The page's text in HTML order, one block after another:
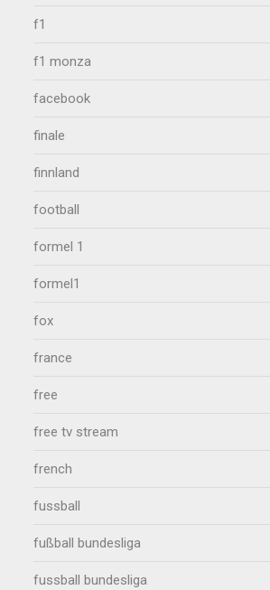
f1
f1 monza
facebook
finale
finnland
football
formel 1
formel1
fox
france
free
free tv stream
french
fussball
fußball bundesliga
fussball bundesliga